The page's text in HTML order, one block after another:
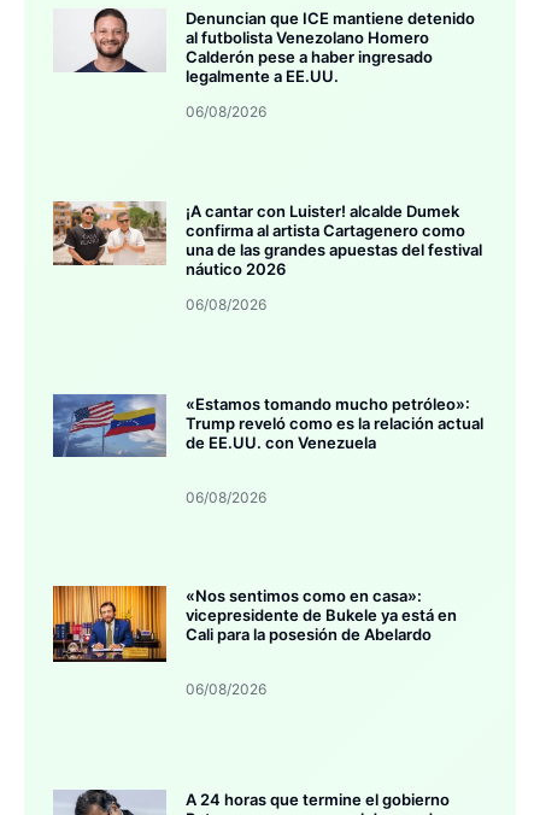
Denuncian que ICE mantiene detenido
al futbolista Venezolano Homero
Calderón pese a haber ingresado
legalmente a EE.UU.
06/08/2026
¡A cantar con Luister! alcalde Dumek
confirma al artista Cartagenero como
una de las grandes apuestas del festival
náutico 2026
06/08/2026
«Estamos tomando mucho petróleo»:
Trump reveló como es la relación actual
de EE.UU. con Venezuela
06/08/2026
«Nos sentimos como en casa»:
vicepresidente de Bukele ya está en
Cali para la posesión de Abelardo
06/08/2026
A 24 horas que termine el gobierno